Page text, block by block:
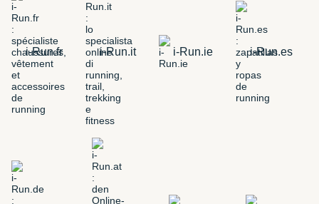
i-Run.fr i-Run.it i-Run.ie i-Run.es